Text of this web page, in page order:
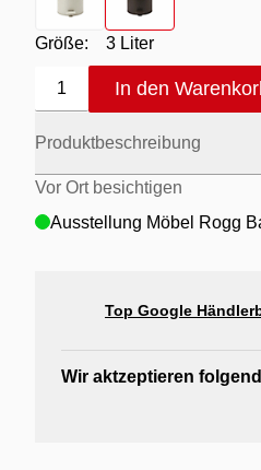
Größe: 3 Liter
1 In den
Produktbeschreibung
Vor Ort besichtigen
Ausstellung Möbel Rogg
Top Google
Wir aktzeptieren